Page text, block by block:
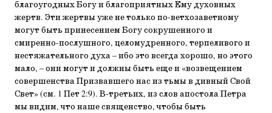
благоугодных Богу и благоприятных Ему духовных
жертв. Эти жертвы уже не только по-ветхозаветному
могут быть прине­сением Богу сокрушенного и
смиренно-послушного, целому­дренного, терпеливого и
нестяжательного духа – ибо это всегда хорошо, но этого
мало, – они могут и должны быть еще и «возвещением
совершенства Призвавшего нас из тьмы в дивный Свой
Свет» (см. 1 Пет 2:9). В-третьих, из слов апостола Петра
мы видим, что наше священство, что­бы быть